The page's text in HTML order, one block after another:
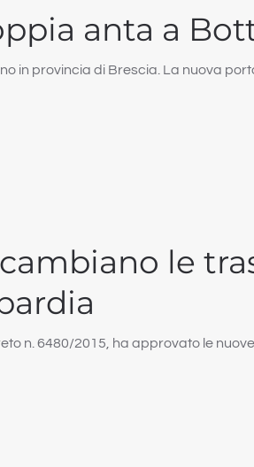
anta a
in provincia di Brescia. La nuova
cambiano le
n. 6480/2015, ha approvato le